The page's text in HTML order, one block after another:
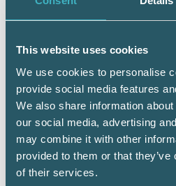
This website uses cookies
We use cookies to personalise
provide social media features
We also share information
our social media, advertising
may combine it with other
provided to them or that
of their services.
Så fungerar SMÅA
SMÅA, a-kassan för
familjemedlemmar
familjeföretag,
man närmare 100
Varje år får mellan 6